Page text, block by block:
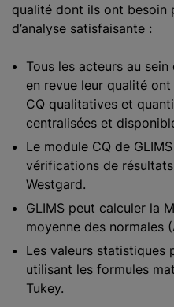
qualité dont ils ont besoin
d’analyse satisfaisante :
Tous les acteurs au
en revue leur qualité
CQ qualitatives et
centralisées et
Le module CQ de
vérifications de
Westgard.
GLIMS peut calculer la
moyenne des normales
Les valeurs statistiques
utilisant les formules
Tukey.